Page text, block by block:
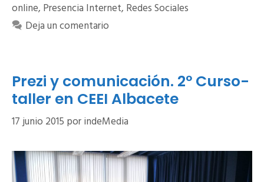
online, Presencia Internet, Redes Sociales
Deja un comentario
Prezi y comunicación. 2º Curso-
taller en CEEI Albacete
17 junio 2015 porindeMedia